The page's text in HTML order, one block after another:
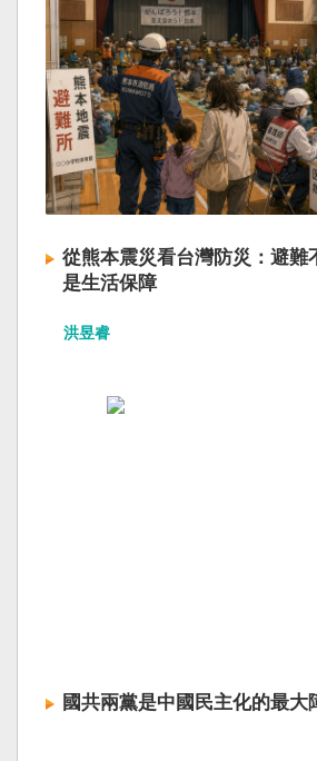
從熊本震災看台灣防災：避難
是生活保障
洪昱睿
國共兩黨是中國民主化的最大